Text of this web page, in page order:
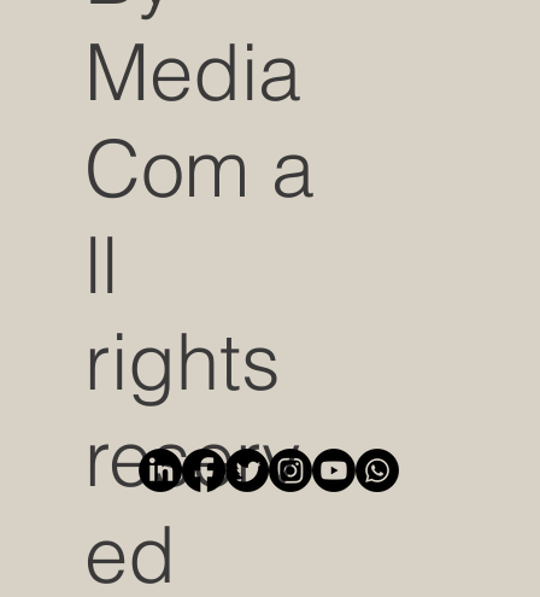
Media
Com a
ll
rights
reserv
ed